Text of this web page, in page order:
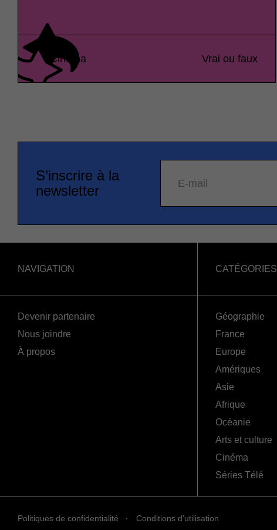
Cinéma Vrai ou faux
S’inscrire à la
newsletter
E-mail
NAVIGATION
Devenir partenaire
Nous joindre
À propos
CATÉGORIES
Géographie
France
Europe
Amériques
Asie
Afrique
Océanie
Arts et culture
Cinéma
Séries Télé
Politiques de confidentialité Conditions d’utilisation